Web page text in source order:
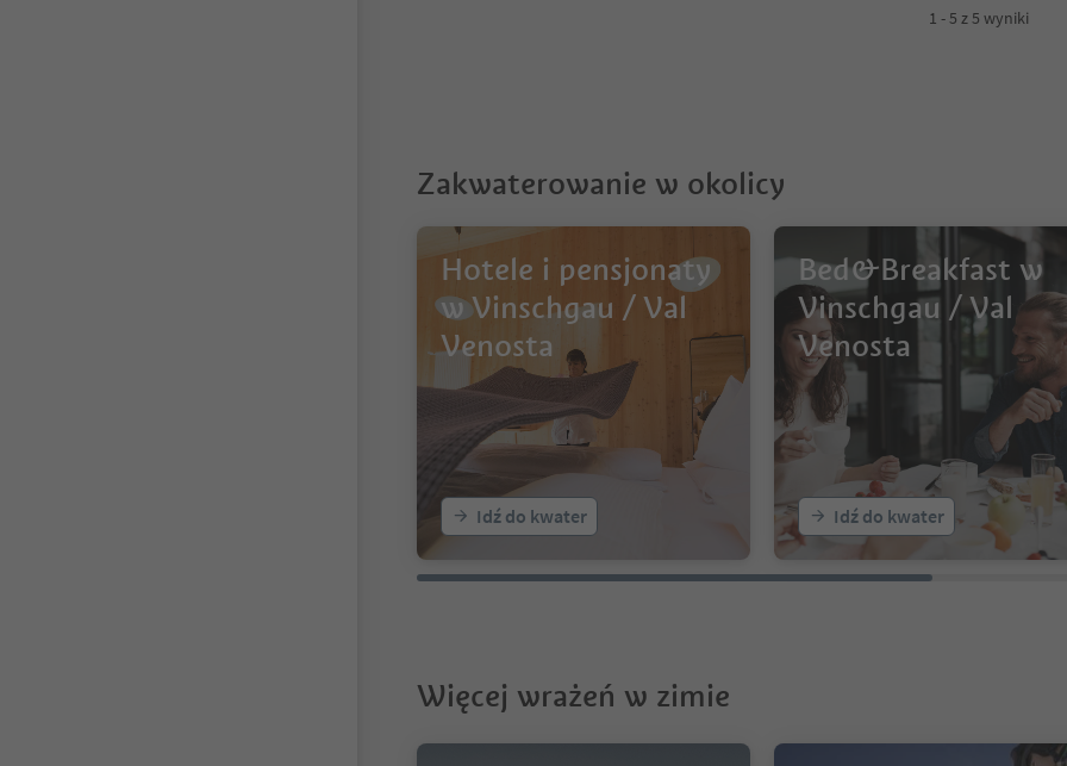
1 - 5 z 5 wyniki
Zakwaterowanie w okolicy
Hotele i pensjonaty
w Vinschgau / Val
Venosta
Idź do kwater
Bed&Breakfast w
Vinschgau / Val
Venosta
Idź do kwater
Więcej wrażeń w zimie